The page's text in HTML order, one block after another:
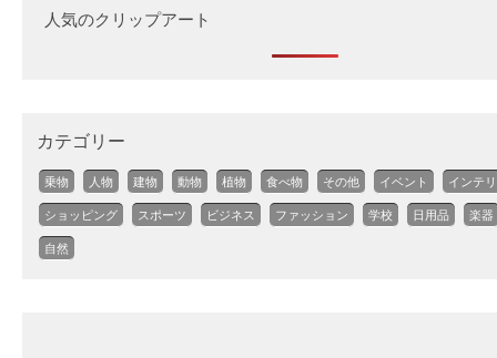
人気のクリップアート
カテゴリー
乗物 人物 建物 動物 植物 食べ物 その他 イベント インテ
ショッピング スポーツ ビジネス ファッション 学校 日用品 楽器
自然